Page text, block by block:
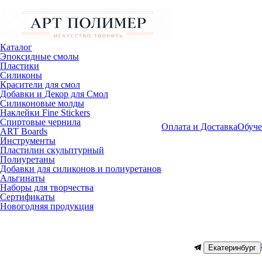
Каталог
Эпоксидные смолы
Пластики
Силиконы
Красители для смол
Добавки и Декор для Смол
Силиконовые молды
Наклейки Fine Stickers
Спиртовые чернила
ART Boards
Инструменты
Пластилин скульптурный
Полиуретаны
Добавки для силиконов и полиуретанов
Альгинаты
Наборы для творчества
Сертификаты
Новогодняя продукция
Оплата и Доставка
Екатеринбург